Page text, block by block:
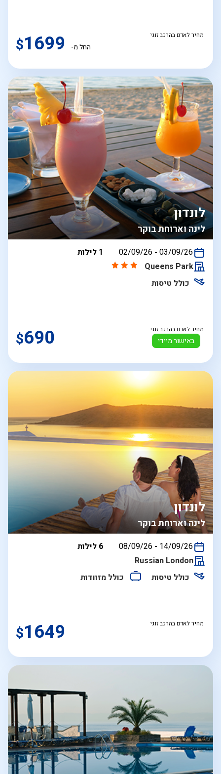
מחיר לאדם בהרכב זוגי
החל מ- $1699
לינה וארוחת בוקר
לונדון
בין
02/09/26 - 03/09/26
1 לילות
Queens Park
כולל טיסות
באישור מיידי
מחיר לאדם בהרכב זוגי $690
לינה וארוחת בוקר
לונדון
בין
08/09/26 - 14/09/26
6 לילות
Russian London
כולל טיסות
כולל מזוודות
מחיר לאדם בהרכב זוגי $1649